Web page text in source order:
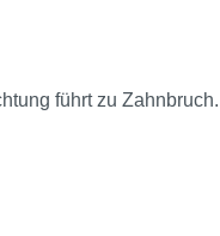
führt zu Zahnbruch.